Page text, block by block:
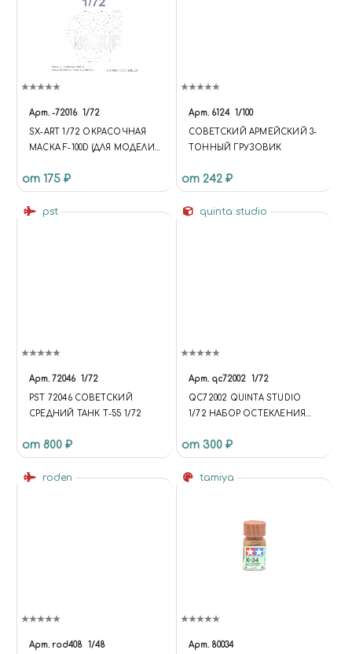
Арт. -72016 1/72
SX-ART 1/72 ОКРАСОЧНАЯ
МАСКА F-100D (ДЛЯ МОДЕЛИ
от 175 ₽
Арт. 6124 1/100
СОВЕТСКИЙ АРМЕЙСКИЙ 3-
ТОННЫЙ ГРУЗОВИК
от 242 ₽
pst
Арт. 72046 1/72
PST 72046 СОВЕТСКИЙ
СРЕДНИЙ ТАНК Т-55 1/72
от 800 ₽
quinta studio
Арт. qc72002 1/72
QC72002 QUINTA STUDIO
1/72 НАБОР ОСТЕКЛЕНИЯ
МОДЕЛЕЙ ЗВЕЗДА 7278 И
7309)
от 300 ₽
roden
Арт. rod408 1/48
tamiya
Арт. 80034